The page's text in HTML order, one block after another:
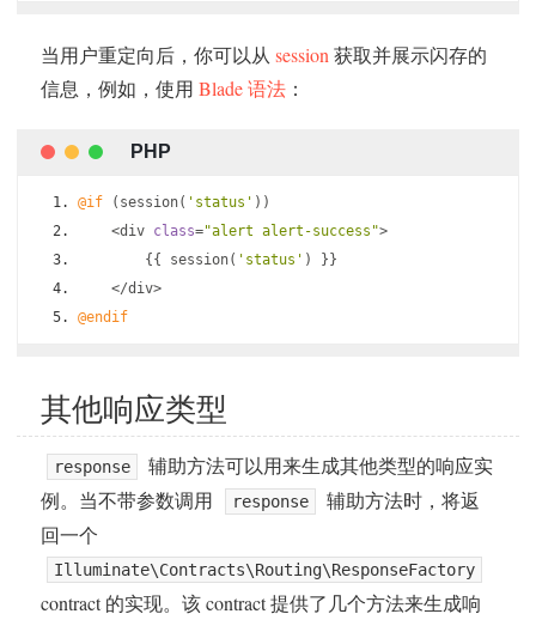
当用户重定向后，你可以从 session 获取并展示闪存的
信息，例如，使用 Blade 语法 ：
@if ( session( 'status' ))
<div class="alert alert-success">
{{
session( 'status' )
}}
</div>
@endif
其他响应类型
response
辅助方法可以用来生成其他类型的响应实
例。当不带参数调用
response
辅助方法时，将返
回一个
Illuminate\Contracts\Routing\ResponseFactory
contract 的实现。该 contract 提供了几个方法来生成响